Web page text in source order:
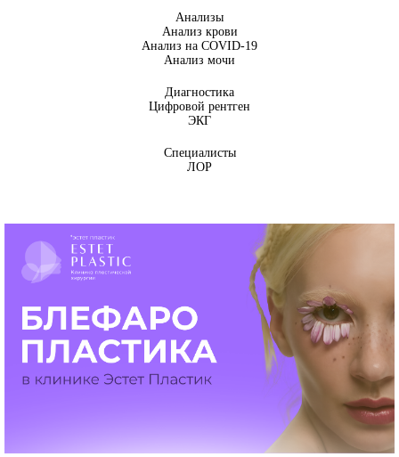
Анализы
Анализ крови
Анализ на COVID-19
Анализ мочи
Диагностика
Цифровой рентген
ЭКГ
Специалисты
ЛОР